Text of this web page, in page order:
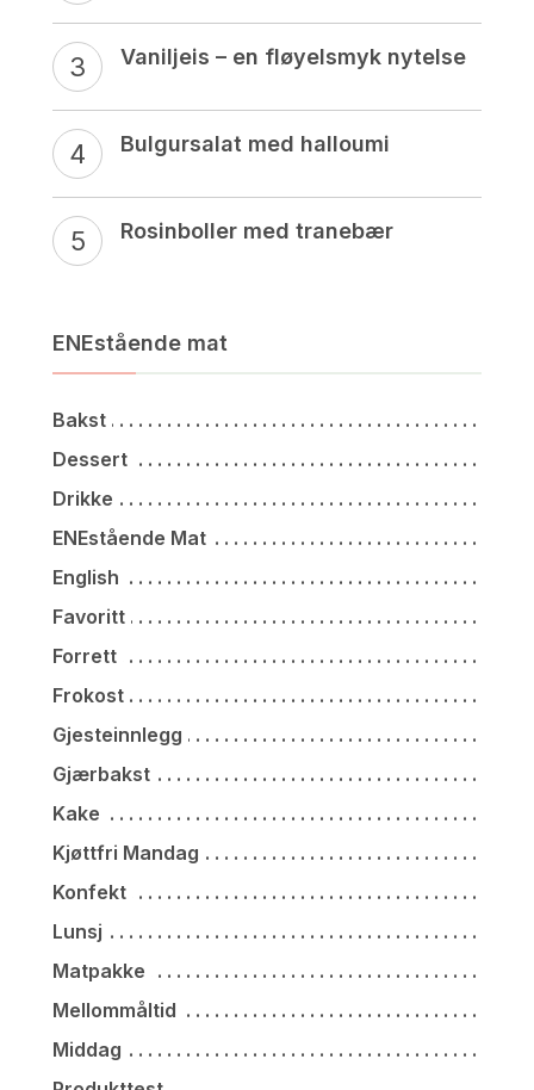
Vaniljeis – en fløyelsmyk nytelse
Bulgursalat med halloumi
Rosinboller med tranebær
ENEstående mat
Bakst
Dessert
Drikke
ENEstående Mat
English
Favoritt
Forrett
Frokost
Gjesteinnlegg
Gjærbakst
Kake
Kjøttfri Mandag
Konfekt
Lunsj
Matpakke
Mellommåltid
Middag